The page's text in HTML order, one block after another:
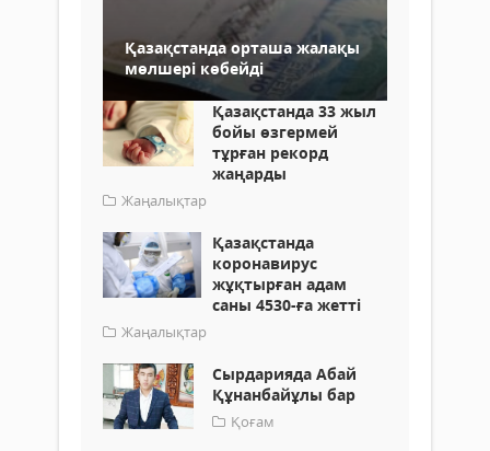
Қазақстанда орташа жалақы
мөлшері көбейді
Қазақстанда 33 жыл
бойы өзгермей
тұрған рекорд
жаңарды
Жаңалықтар
Қазақстанда
коронавирус
жұқтырған адам
саны 4530-ға жетті
Жаңалықтар
Сырдарияда Абай
Құнанбайұлы бар
Қоғам